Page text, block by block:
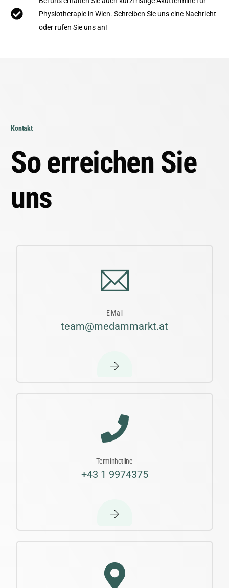
Physiotherapie in Wien. Schreiben Sie uns eine Nachricht
oder rufen Sie uns an!
Kontakt
So erreichen Sie
uns
E-Mail
team@medammarkt.at
Terminhotline
+43 1 9974375